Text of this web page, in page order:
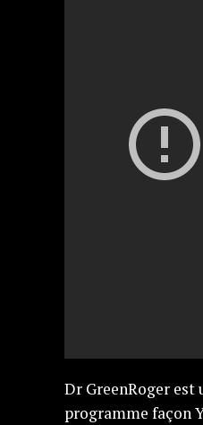
Dr GreenRoger
programme façon